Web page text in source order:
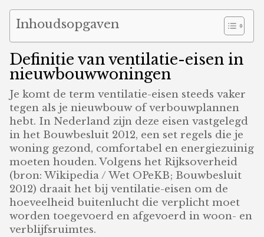
Inhoudsopgaven
Definitie van ventilatie-eisen in
nieuwbouwwoningen
Je komt de term ventilatie-eisen steeds vaker
tegen als je nieuwbouw of verbouwplannen
hebt. In Nederland zijn deze eisen vastgelegd
in het Bouwbesluit 2012, een set regels die je
woning gezond, comfortabel en energiezuinig
moeten houden. Volgens het Rijksoverheid
(bron: Wikipedia / Wet OPeKB; Bouwbesluit
2012) draait het bij ventilatie-eisen om de
hoeveelheid buitenlucht die verplicht moet
worden toegevoerd en afgevoerd in woon- en
verblijfsruimtes.